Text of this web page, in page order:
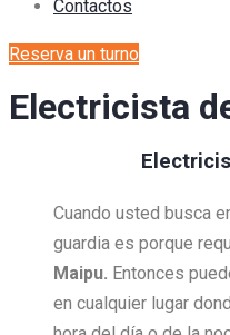
Contactos
Reserva un turno
Electricista
Cuando usted busca
guardia es porque
Maipu. Entonces
en cualquier lugar